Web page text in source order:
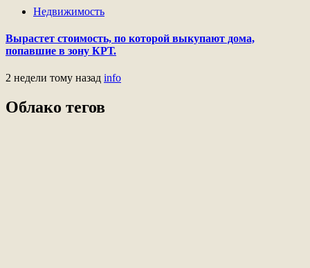
Недвижимость
Вырастет стоимость, по которой выкупают дома,
попавшие в зону КРТ.
2 недели тому назад info
Облако тегов